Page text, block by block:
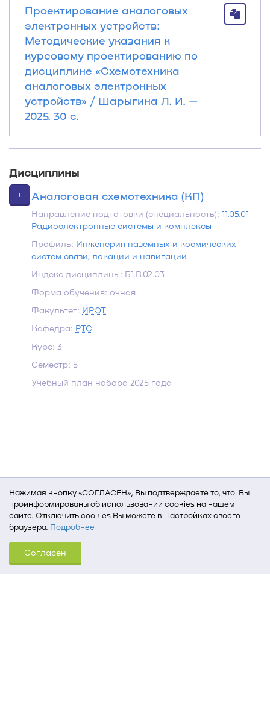
Нажимая кнопку «СОГЛАСЕН», Вы подтверждаете то, что Вы
проинформированы об использовании cookies на нашем
сайте. Отключить cookies Вы можете в настройках своего
браузера. Подробнее
Для того, чтобы мы могли качественно предоставить Вам
услуги, мы используем cookies, которые сохраняются
на Вашем компьютере (Сведения о местоположении; ip-адрес;
Согласен
Проектирование аналоговых
электронных устройств:
Методические указания к
курсовому проектированию по
дисциплине «Схемотехника
аналоговых электронных
устройств» / Шарыгина Л. И. —
2025. 30 с.
Дисциплины
+ Аналоговая схемотехника (КП)
Направление подготовки (специальность):11.05.01
Радиоэлектронные системы и комплексы
Профиль: Инженерия наземных и космических
систем связи, локации и навигации
Индекс дисциплины: Б1.В.02.03
Форма обучения: очная
Факультет: ИРЭТ
Кафедра: РТС
Курс: 3
Семестр: 5
Учебный план набора 2025 года